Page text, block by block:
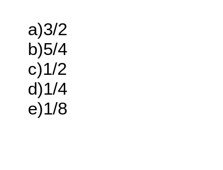
a)3/2
b)5/4
c)1/2
d)1/4
e)1/8